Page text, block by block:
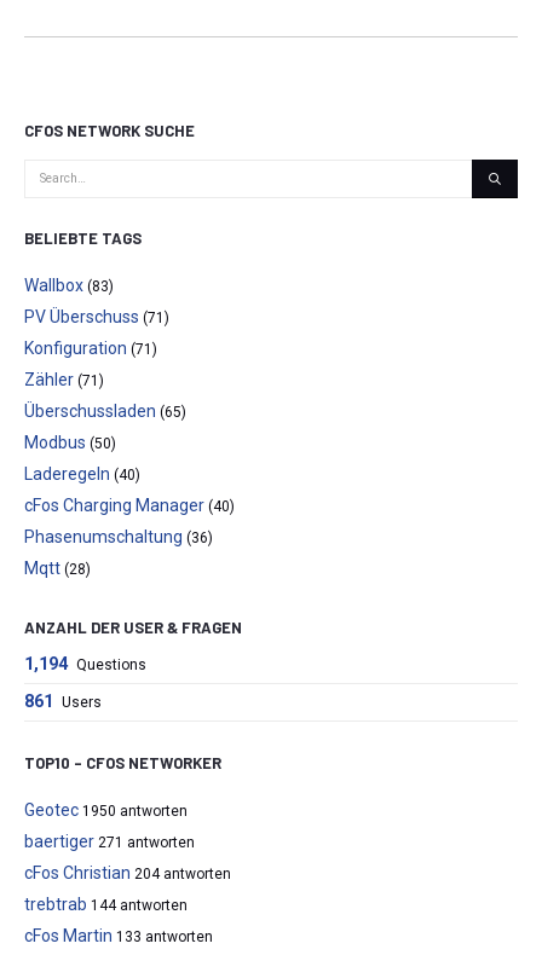
CFOS NETWORK SUCHE
BELIEBTE TAGS
Wallbox (83)
PV Überschuss (71)
Konfiguration (71)
Zähler (71)
Überschussladen (65)
Modbus (50)
Laderegeln (40)
cFos Charging Manager (40)
Phasenumschaltung (36)
Mqtt (28)
ANZAHL DER USER & FRAGEN
1,194 Questions
861 Users
TOP10 – CFOS NETWORKER
Geotec 1950 antworten
baertiger 271 antworten
cFos Christian 204 antworten
trebtrab 144 antworten
cFos Martin 133 antworten